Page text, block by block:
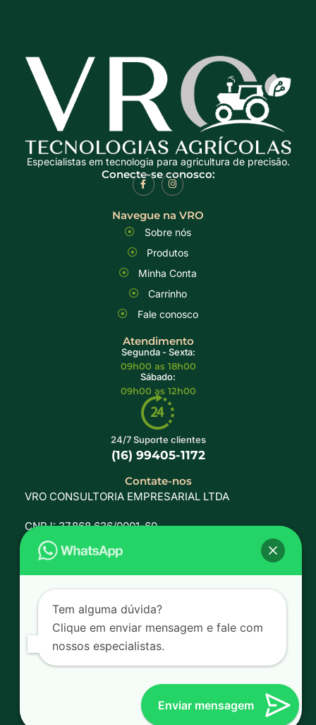
Especialistas em tecnologia para agricultura de precisão.
Conecte-se conosco:
Navegue na VRO
Sobre nós
Produtos
Minha Conta
Carrinho
Fale conosco
Atendimento
Segunda - Sexta:
09h00 as 18h00
Sábado:
09h00 as 12h00
24/7 Suporte clientes
(16) 99405-1172
Contate-nos
VRO CONSULTORIA EMPRESARIAL LTDA
CNPJ: 37.868.636/0001-60
Rua Santana Gomes, 368, Bonfim, CEP: 13070-780 –
Campinas – SP
Política de privacidade
Desenvolvido por:
© 2024 VRO AGTECH – Todos os direitos reservados.
Tem alguma dúvida?
Clique em enviar mensagem e fale com
nossos especialistas.
Enviar mensagem